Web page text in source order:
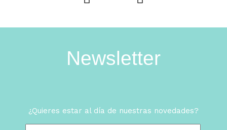
Newsletter
¿Quieres estar al día de nuestras novedades?